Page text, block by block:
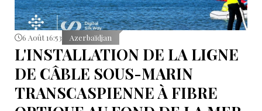
6 Août 16:53 Azerbaïdjan
L'INSTALLATION DE LA LIGNE
DE CÂBLE SOUS-MARIN
TRANSCASPIENNE À FIBRE